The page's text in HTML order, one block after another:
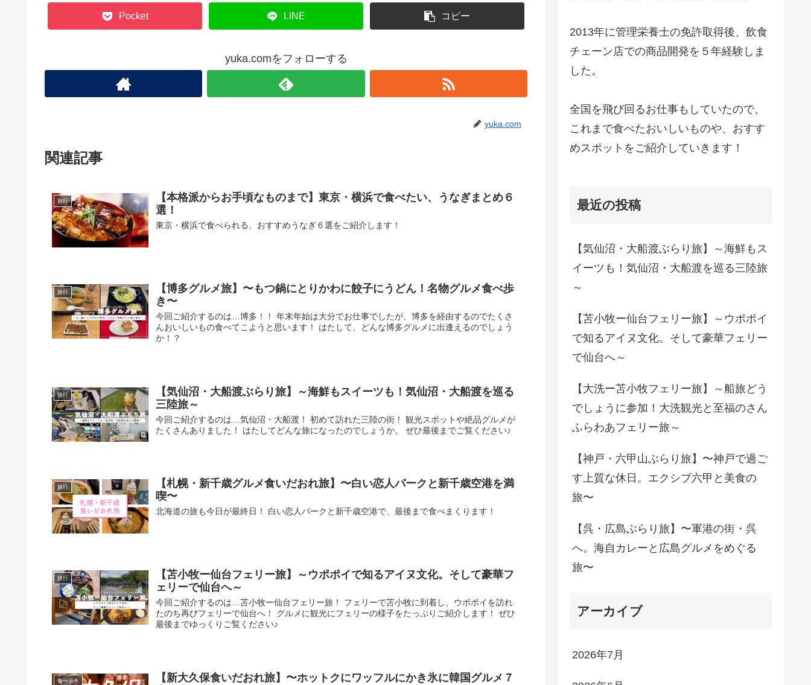
Pocket LINE コピー
yuka.comをフォローする
yuka.com
関連記事
旅行
【本格派からお手頃なものまで】東京・横浜で食べたい、うなぎまとめ６
選！
東京・横浜で食べられる、おすすめうなぎ６選をご紹介します！
旅行
【博多グルメ旅】〜もつ鍋にとりかわに餃子にうどん！名物グルメ食べ歩
き〜
今回ご紹介するのは…博多！！ 年末年始は大分でお仕事でしたが、博多を経由するのでたくさ
んおいしいもの食べてこようと思います！ はたして、どんな博多グルメに出逢えるのでしょう
か！？
旅行
【気仙沼・大船渡ぶらり旅】～海鮮もスイーツも！気仙沼・大船渡を巡る
三陸旅～
今回ご紹介するのは…気仙沼・大船渡！ 初めて訪れた三陸の街！ 観光スポットや絶品グルメが
たくさんありました！ はたしてどんな旅になったのでしょうか。 ぜひ最後までご覧ください♪
旅行
【札幌・新千歳グルメ食いだおれ旅】〜白い恋人パークと新千歳空港を満
喫〜
北海道の旅も今日が最終日！ 白い恋人パークと新千歳空港で、最後まで食べまくります！
旅行
【苫小牧ー仙台フェリー旅】～ウポポイで知るアイヌ文化。そして豪華フ
ェリーで仙台へ～
今回ご紹介するのは…苫小牧ー仙台フェリー旅！ フェリーで苫小牧に到着し、ウポポイを訪れ
たのち再びフェリーで仙台へ！ グルメに観光にフェリーの様子をたっぷりご紹介します！ ぜひ
最後までゆっくりご覧ください♪
食べ歩き
【新大久保食いだおれ旅】〜ホットクにワッフルにかき氷に韓国グルメ７
2013年に管理栄養士の免許取得後、飲食
チェーン店での商品開発を５年経験しま
した。
全国を飛び回るお仕事もしていたので、
これまで食べたおいしいものや、おすす
めスポットをご紹介していきます！
最近の投稿
【気仙沼・大船渡ぶらり旅】～海鮮もス
イーツも！気仙沼・大船渡を巡る三陸旅
～
【苫小牧ー仙台フェリー旅】～ウポポイ
で知るアイヌ文化。そして豪華フェリー
で仙台へ～
【大洗ー苫小牧フェリー旅】～船旅どう
でしょうに参加！大洗観光と至福のさん
ふらわあフェリー旅～
【神戸・六甲山ぶらり旅】〜神戸で過ご
す上質な休日。エクシブ六甲と美食の
旅〜
【呉・広島ぶらり旅】〜軍港の街・呉
へ。海自カレーと広島グルメをめぐる
旅〜
アーカイブ
2026年7月